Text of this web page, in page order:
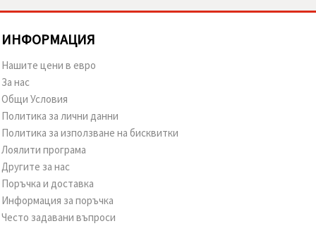
ИНФОРМАЦИЯ
Нашите цени в евро
За нас
Общи Условия
Политика за лични данни
Политика за използване на бисквитки
Лоялити програма
Другите за нас
Поръчка и доставка
Информация за поръчка
Често задавани въпроси